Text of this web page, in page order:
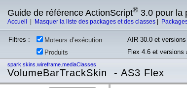
Guide de référence ActionScript® 3.0 pour la
Accueil Masquer la liste des packages et des classes
Filtres : Moteurs d’exécution
AIR 30.0 et
Produits
Flex 4.6 et versions
spark.skins.wireframe.mediaClasses
VolumeBarTrackSkin - AS3 Flex